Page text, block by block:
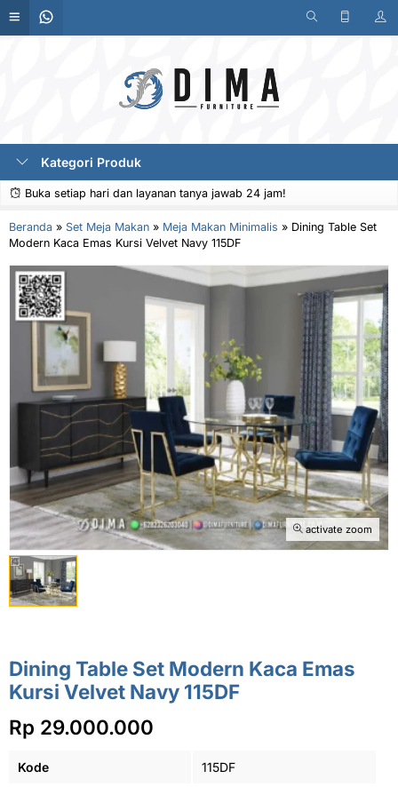
Kategori Produk
Buka setiap hari dan layanan tanya jawab 24 jam!
Beranda » Set Meja Makan » Meja Makan Minimalis » Dining Table Set
Modern Kaca Emas Kursi Velvet Navy 115DF
activate zoom
Dining Table Set Modern Kaca Emas
Kursi Velvet Navy 115DF
Rp 29.000.000
Kode 115DF